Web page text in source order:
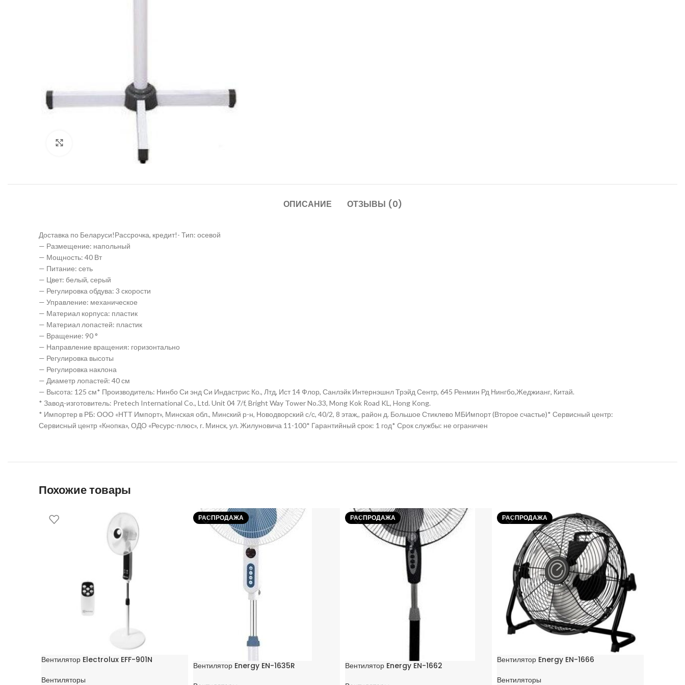
ОПИСАНИЕ ОТЗЫВЫ (0)
Доставка по Беларуси!Рассрочка, кредит!- Тип: осевой
— Размещение: напольный
— Мощность: 40 Вт
— Питание: сеть
— Цвет: белый, серый
— Регулировка обдува: 3 скорости
— Управление: механическое
— Материал корпуса: пластик
— Материал лопастей: пластик
— Вращение: 90 °
— Направление вращения: горизонтально
— Регулировка высоты
— Регулировка наклона
— Диаметр лопастей: 40 см
— Высота: 125 см* Производитель: Нинбо Си энд Си Индастрис Ко., Лтд, Ист 14 Флор, Санлэйк Интернэшнл Трэйд Сентр, 645 Ренмин Рд Нингбо,Жеджианг, Китай.
* Завод-изготовитель: Pretech International Co., Ltd. Unit 04 7/f, Bright Way Tower No.33, Mong Kok Road KL, Hong Kong.
* Импортер в РБ: ООО «НТТ Импорт», Минская обл., Минский р-н, Новодворский с/с, 40/2, 8 этаж,, район д. Большое Стиклево МБИмпорт (Второе счастье)* Сервисный центр:
Сервисный центр «Кнопка», ОДО «Ресурс-плюс», г. Минск, ул. Жилуновича 11-100* Гарантийный срок: 1 год* Срок службы: не ограничен
Похожие товары
Вентилятор Electrolux EFF-901N
Вентиляторы
РАСПРОДАЖА
Вентилятор Energy EN-1635R
РАСПРОДАЖА
Вентилятор Energy EN-1662
РАСПРОДАЖА
Вентилятор Energy EN-1666
Вентиляторы